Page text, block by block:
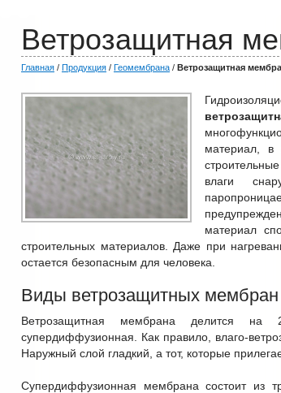
Ветрозащитная
Главная / Продукция / Геомембрана / Ветрозащитная
материал, в
влаги
материал
строительных материалов. Даже при
остается безопасным для человека.
Виды ветрозащитных мембран
Ветрозащитная мембрана делится на
супердиффузионная. Как правило, влаго-
Наружный слой гладкий, а тот, которые
Супердиффузионная мембрана состоит из